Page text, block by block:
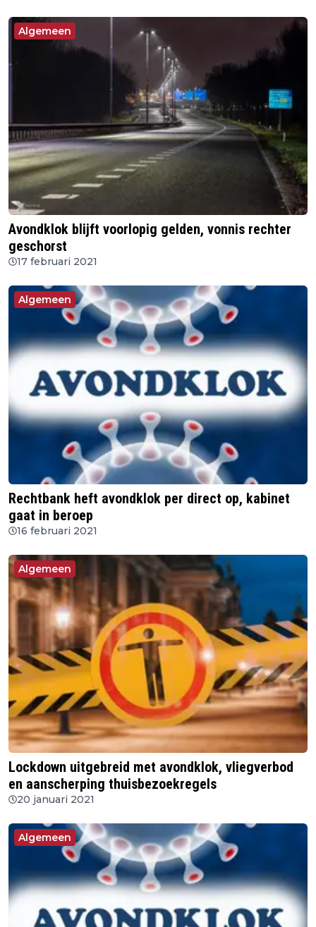
Algemeen
Avondklok blijft voorlopig gelden, vonnis rechter
geschorst
17 februari 2021
Algemeen
Rechtbank heft avondklok per direct op, kabinet
gaat in beroep
16 februari 2021
Algemeen
Lockdown uitgebreid met avondklok, vliegverbod
en aanscherping thuisbezoekregels
20 januari 2021
Algemeen